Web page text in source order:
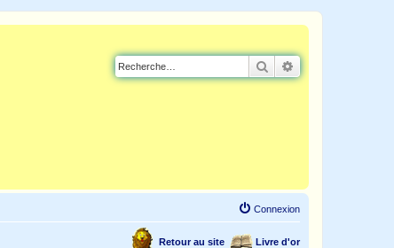
Rechercher
Connexion
Livre d'or
Retour au site